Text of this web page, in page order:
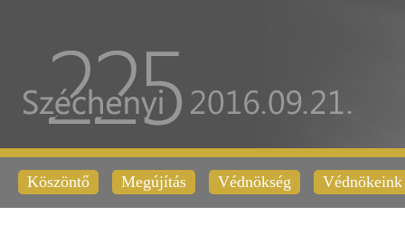
Köszöntő Megújítás Védnökség Védnökeink